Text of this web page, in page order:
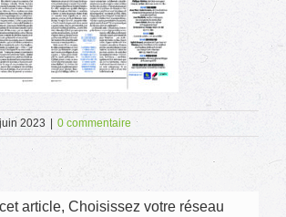
2023 0 commentaire
article, Choisissez votre réseau